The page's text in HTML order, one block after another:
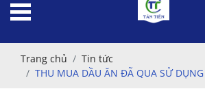
Trang chủ
Tin tức
THU MUA DẦU ĂN ĐÃ QUA SỬ